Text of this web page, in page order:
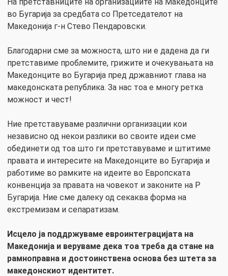
во Бугарија за средбата со Претседателот на
Македонија г-н Стево Пендаровски.
Благодарни сме за можноста, што ни е дадена да ги
претставиме проблемите, грижите и очекувањата на
Македонците во Бугарија пред државниот глава на
македонската република. За нас тоа е многу ретка
можност и чест!
Ние претставуваме различни организации кои
независно од некои разлики во своите идеи сме
обединети од тоа што ги претставуваме и штитиме
правата и интересите на Македонците во Бугарија и
работиме во рамките на идеите во Европската
конвенција за правата на човекот и законите на Р
Бугарија. Ние сме далеку од секаква форма на
екстремизам и сепаратизам.
Исцело ја поддржуваме евроинтеграцијата на
Македонија и веруваме дека тоа треба да стане на
рамноправна и достоинствена основа без штета за
македонскиот идентитет.